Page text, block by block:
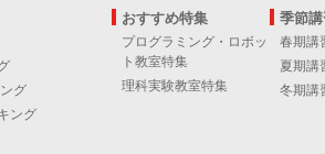
グ
ング
おすすめ特集
プログラミング・ロボッ
ト教室特集
理科実験教室特集
季節
春期講
夏期講
冬期講